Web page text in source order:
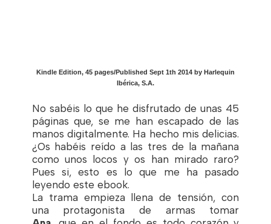
Kindle Edition, 45 pages/Published Sept 1th 2014 by Harlequin
Ibérica, S.A.
No sabéis lo que he disfrutado de unas 45
páginas que, se me han escapado de las
manos digitalmente. Ha hecho mis delicias.
¿Os habéis reído a las tres de la mañana
como unos locos y os han mirado raro?
Pues si, esto es lo que me ha pasado
leyendo este ebook.
La trama empieza llena de tensión, con
una protagonista de armas tomar